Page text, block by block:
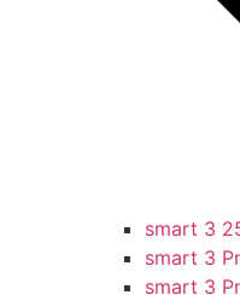
smart 3
smart 3
smart 3